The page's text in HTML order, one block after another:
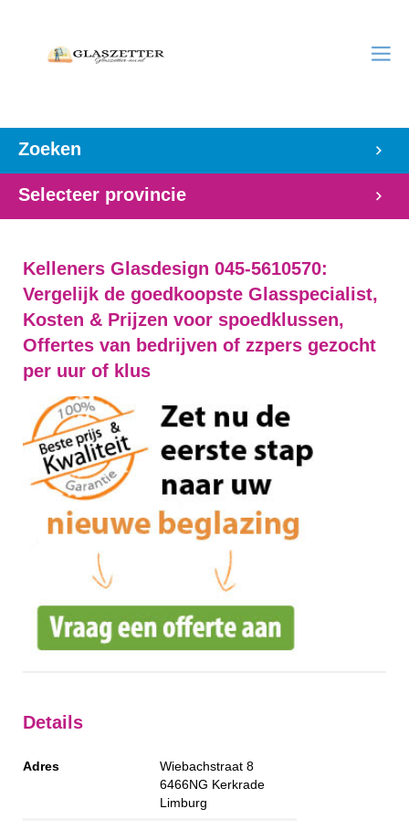
Zoeken
Selecteer provincie
Kelleners Glasdesign 045-5610570:
Vergelijk de goedkoopste Glasspecialist,
Kosten & Prijzen voor spoedklussen,
Offertes van bedrijven of zzpers gezocht
per uur of klus
Details
Adres
Wiebachstraat 8
6466NG Kerkrade
Limburg